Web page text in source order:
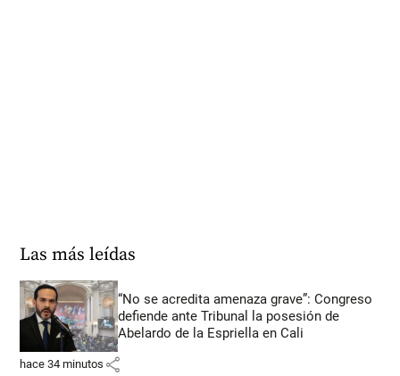
Las más leídas
“No se acredita amenaza grave”: Congreso
defiende ante Tribunal la posesión de
Abelardo de la Espriella en Cali
hace 34 minutos share